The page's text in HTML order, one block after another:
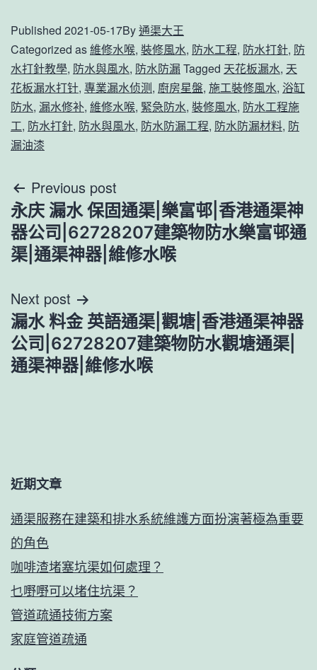
Published 2021-05-17By通渠大王
Categorized as維修水喉, 裝修風水, 防水工程, 防水打針, 防
水打針教學, 防水與風水, 防水防漏 Tagged 天花板漏水, 天
花板漏水打针, 專業漏水侦测, 廚房星盤, 施工裝修風水, 浴缸
防水, 漏水修补, 維修水喉, 緊急防水, 裝修風水, 防水工程施
工, 防水打針, 防水與風水, 防水防漏工程, 防水防漏材料, 防
漏油漆
文
章
導
覽
Previous post
永庆 漏水 保固通渠|樂富邨|香港通渠神
器公司|62728207建築物防水樂富邨通
渠|通渠神器|維修水喉
Next post
漏水 料金 英語通渠|觀塘|香港通渠神器
公司|62728207建築物防水觀塘通渠|
通渠神器|維修水喉
近期文章
通渠服務在建築和排水系統維護方面扮演著極為重要
的角色
咖啡渣堵塞坑渠如何處理？
乜嘢嘢可以堵住坑渠？
管道疏通技術方案
家庭管道疏通